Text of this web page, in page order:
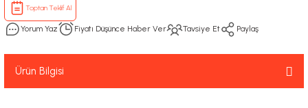
Toptan Teklif Al
Yorum Yaz Fiyatı Düşünce Haber Ver Tavsiye Et Paylaş
Ürün Bilgisi